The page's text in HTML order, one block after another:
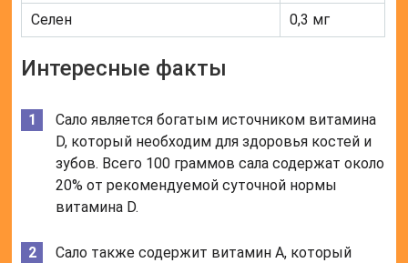
Селен
0,3 мг
Интересные факты
Сало является богатым источником витамина
D, который необходим для здоровья костей и
зубов. Всего 100 граммов сала содержат около
20% от рекомендуемой суточной нормы
витамина D.
Сало также содержит витамин А, который